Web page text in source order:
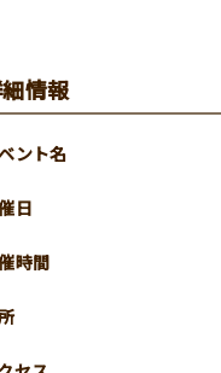
情報
ント名
日
時間